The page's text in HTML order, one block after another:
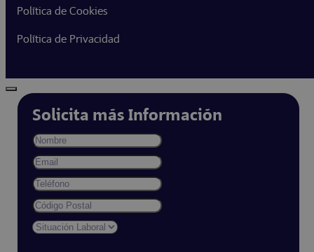
Política de Cookies
Política de Privacidad
Solicita más Información